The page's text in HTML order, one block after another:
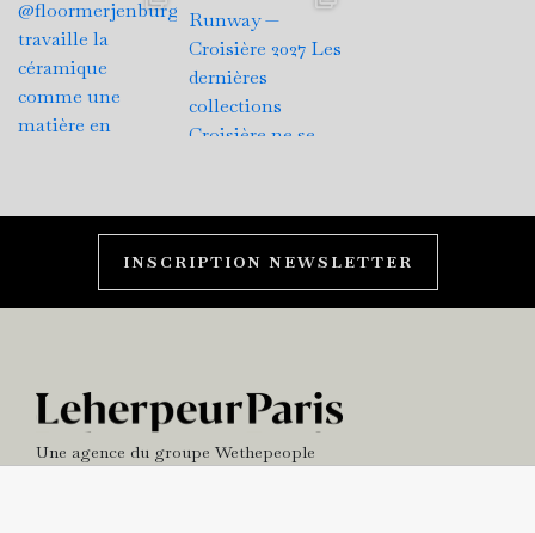
INSCRIPTION NEWSLETTER
Une agence du groupe Wethepeople